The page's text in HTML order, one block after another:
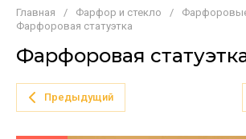
Главная / Фарфор и стекло / Фарфоровые
Фарфоровая статуэтка
Фарфоровая
Предыдущий